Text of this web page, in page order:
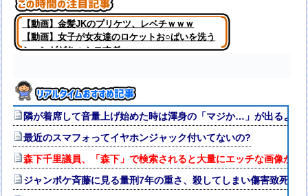
【動画】金髪JKのプリケツ、レベチｗｗｗ
【動画】女子が女友達のロケットお○ぱいを洗う
シーンがどちゃシコすぎｗｗｗｗｗｗ
隣が着席して音量上げ始めた時は渾身の「マジか…」が出るよね
最近のスマフォってイヤホンジャック付いてないの?
森下千里議員、「森下」で検索されると大量にエッチな画像が
ジャンポケ斉藤に見る量刑7年の重さ、殺してしまい傷害致死罪